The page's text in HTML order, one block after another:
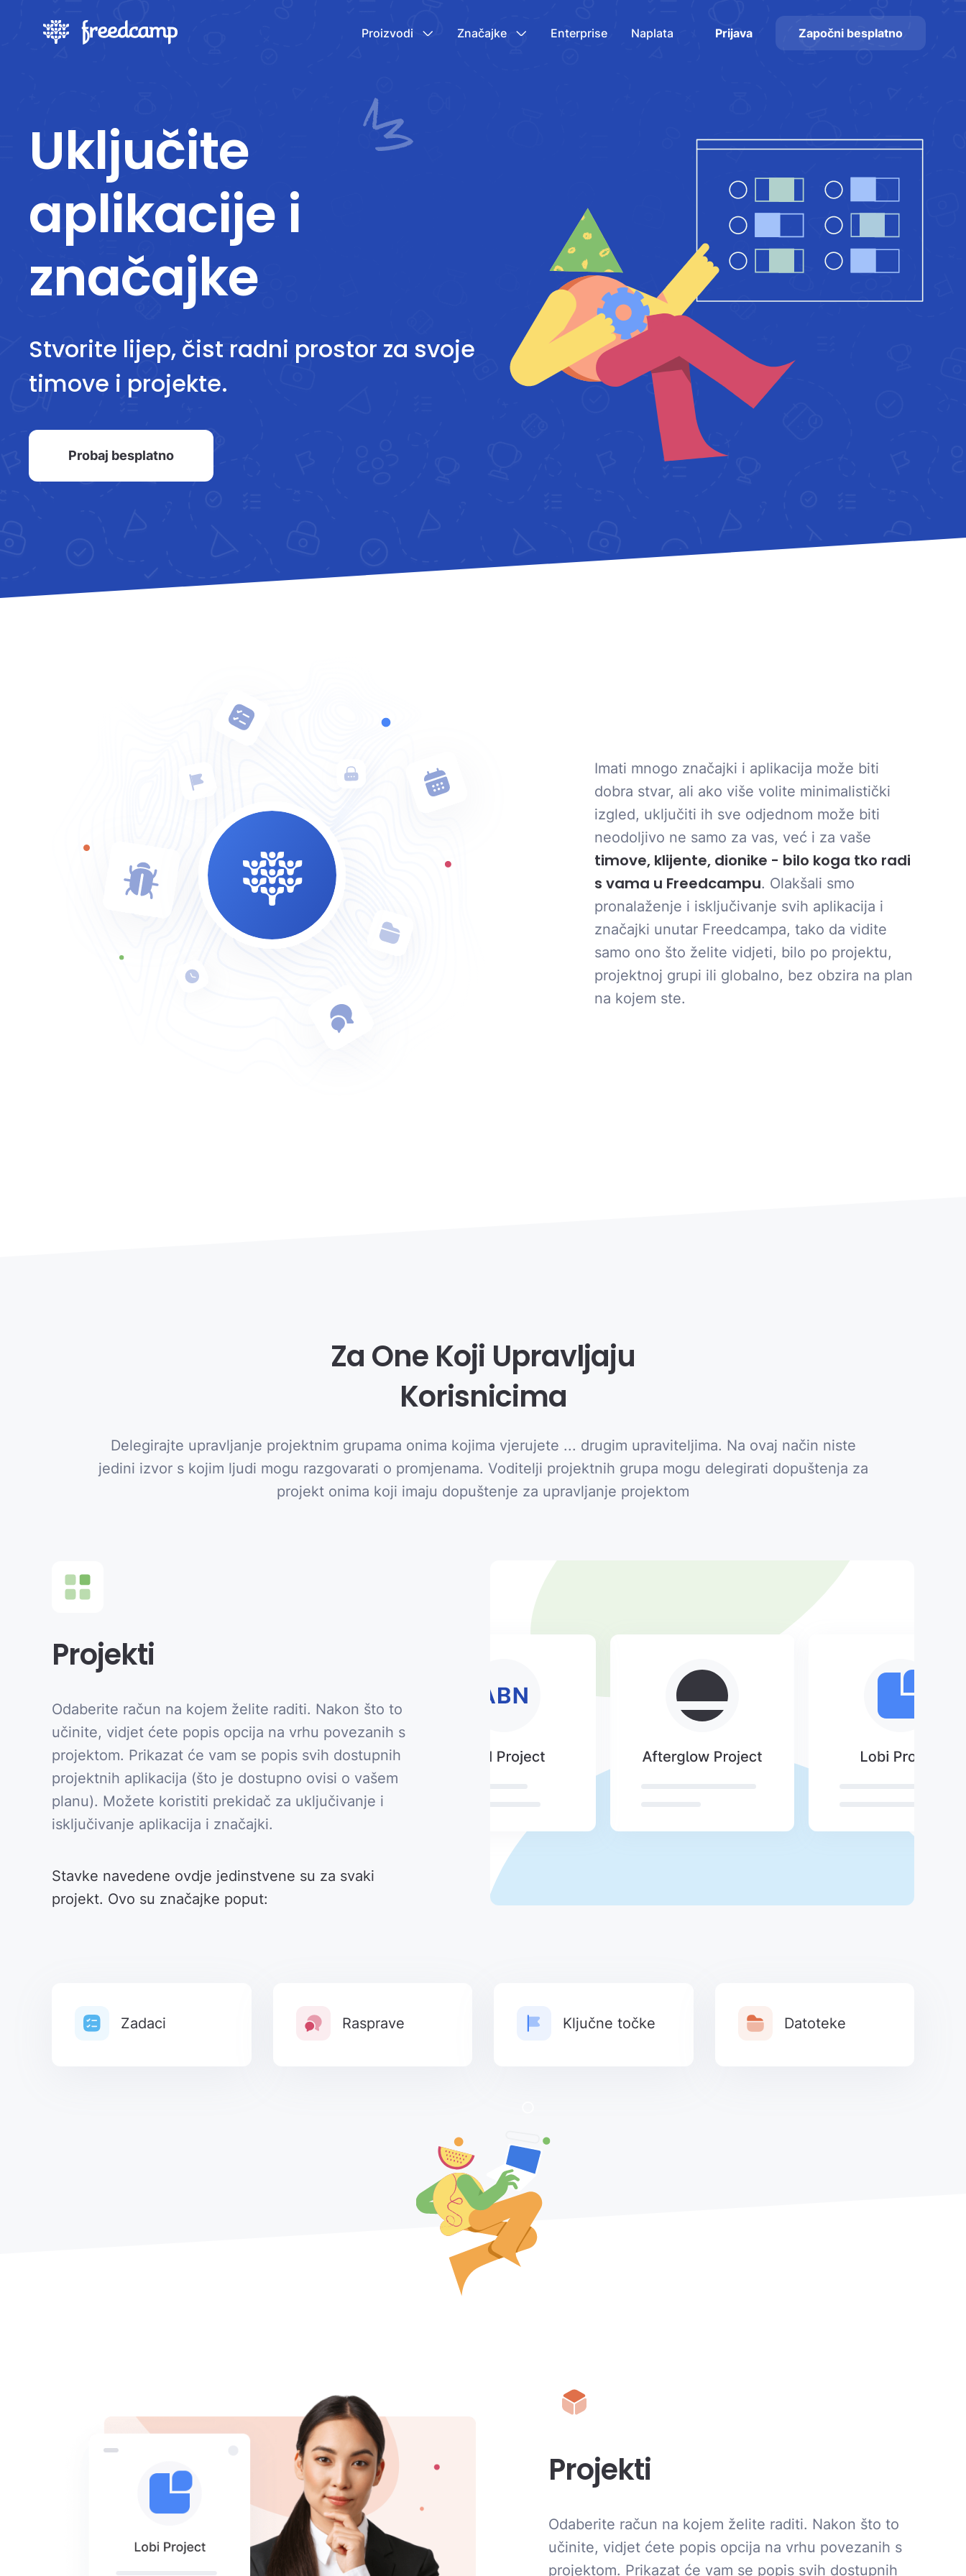
Proizvodi Značajke Enterprise Naplata Prijava Započni besplatno
Uključite
aplikacije i
značajke
Stvorite lijep, čist radni prostor za svoje
timove i projekte.
Probaj besplatno
Imati mnogo značajki i aplikacija može biti
dobra stvar, ali ako više volite minimalistički
izgled, uključiti ih sve odjednom može biti
neodoljivo ne samo za vas, već i za vaše
timove, klijente, dionike - bilo koga tko radi
s vama u Freedcampu. Olakšali smo
pronalaženje i isključivanje svih aplikacija i
značajki unutar Freedcampa, tako da vidite
samo ono što želite vidjeti, bilo po projektu,
projektnoj grupi ili globalno, bez obzira na plan
na kojem ste.
Za One Koji Upravljaju
Korisnicima
Delegirajte upravljanje projektnim grupama onima kojima vjerujete ... drugim upraviteljima. Na ovaj način niste
jedini izvor s kojim ljudi mogu razgovarati o promjenama. Voditelji projektnih grupa mogu delegirati dopuštenja za
projekt onima koji imaju dopuštenje za upravljanje projektom
Projekti
Odaberite račun na kojem želite raditi. Nakon što to
učinite, vidjet ćete popis opcija na vrhu povezanih s
projektom. Prikazat će vam se popis svih dostupnih
projektnih aplikacija (što je dostupno ovisi o vašem
planu). Možete koristiti prekidač za uključivanje i
isključivanje aplikacija i značajki.
Stavke navedene ovdje jedinstvene su za svaki
projekt. Ovo su značajke poput:
Zadaci Rasprave Ključne točke Datoteke
Projekti
Odaberite račun na kojem želite raditi. Nakon što to
učinite, vidjet ćete popis opcija na vrhu povezanih s
projektom. Prikazat će vam se popis svih dostupnih